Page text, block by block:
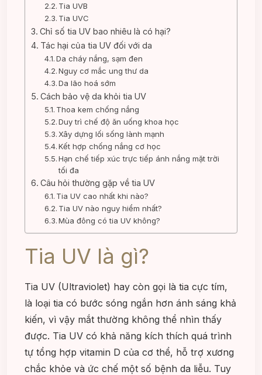
Tia UVB
Tia UVC
Chỉ số tia UV bao nhiêu là có hại?
Tác hại của tia UV đối với da
Da cháy nắng, sạm đen
Nguy cơ mắc ung thư da
Da lão hoá sớm
Cách bảo vệ da khỏi tia UV
Thoa kem chống nắng
Duy trì chế độ ăn uống khoa học
Xây dựng lối sống lành mạnh
Kết hợp chống nắng cơ học
Hạn chế tiếp xúc trực tiếp ánh nắng mặt trời
tối đa
Câu hỏi thường gặp về tia UV
Tia UV cao nhất khi nào?
Tia UV nào nguy hiểm nhất?
Mùa đông có tia UV không?
Tia UV là gì?
Tia UV (Ultraviolet) hay còn gọi là tia cực tím,
là loại tia có bước sóng ngắn hơn ánh sáng khả
kiến, vì vậy mắt thường không thể nhìn thấy
được. Tia UV có khả năng kích thích quá trình
tự tổng hợp vitamin D của cơ thể, hỗ trợ xương
chắc khỏe và ức chế một số bệnh da liễu. Tuy